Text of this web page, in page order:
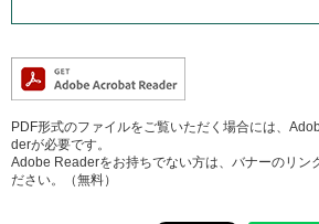
PDF形式のファイルをご覧いただく場合には、
derが必要です。
Adobe Readerをお持ちでない方は、バナーのリン
ださい。（無料）